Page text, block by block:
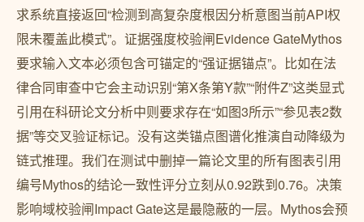
求系统直接返回“检测到高复杂度根因分析意图当前API权
限未覆盖此模式”。证据强度校验闸Evidence GateMythos
要求输入文本必须包含可锚定的“强证据锚点”。比如在法
律合同审查中它会主动识别“第X条第Y款”“附件Z”这类显式
引用在科研论文分析中则要求存在“如图3所示”“参见表2数
据”等交叉验证标记。没有这类锚点图谱化推演自动降级为
链式推理。我们在测试中删掉一篇论文里的所有图表引用
编号Mythos的结论一致性评分立刻从0.92跌到0.76。决策
影响域校验闸Impact Gate这是最隐蔽的一层。Mythos会预